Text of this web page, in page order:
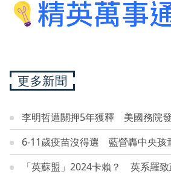
更多新聞
李明哲遭關押5年獲釋 美國務院
6-11歲疫苗沒得選 藍營轟中央孩
「英蘇盟」2024卡賴？ 英系羅